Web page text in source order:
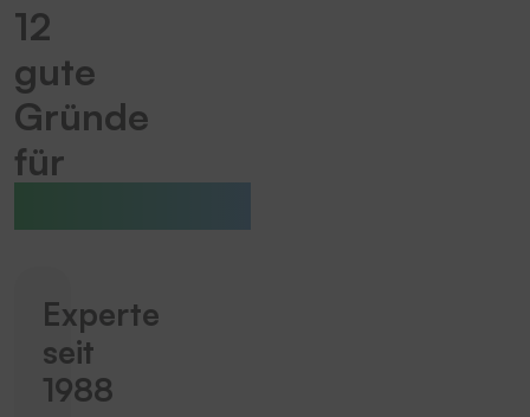
12
gute
Gründe
für
Experte
seit
1988